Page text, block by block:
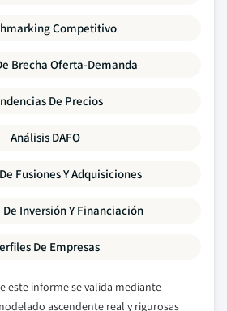
Competitivo
Brecha Oferta-Demanda
De Precios
Análisis DAFO
Fusiones Y Adquisiciones
Inversión Y Financiación
De Empresas
este informe se valida mediante
ascendente real y rigurosas